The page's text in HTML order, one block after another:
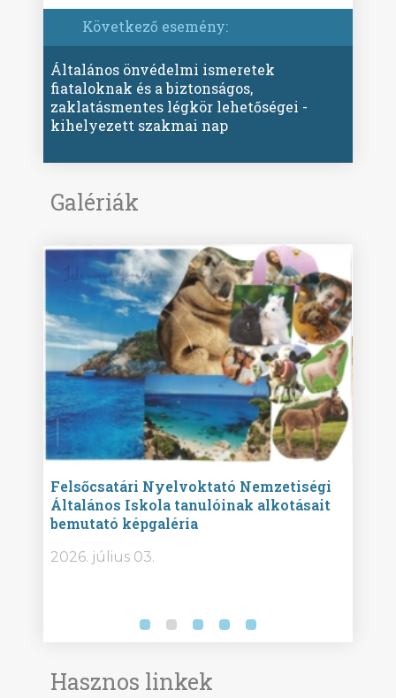
Következő esemény:
Általános önvédelmi ismeretek
fiataloknak és a biztonságos,
zaklatásmentes légkör lehetőségei -
kihelyezett szakmai nap
Galériák
Felsőcsatári Nyelvoktató Nemzetiségi
Általános Iskola tanulóinak alkotásait
bemutató képgaléria
2026. július 03.
Hasznos linkek